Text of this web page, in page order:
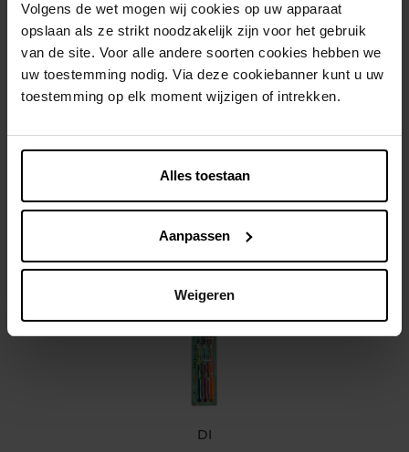
Volgens de wet mogen wij cookies op uw apparaat
opslaan als ze strikt noodzakelijk zijn voor het gebruik
van de site. Voor alle andere soorten cookies hebben we
uw toestemming nodig. Via deze cookiebanner kunt u uw
toestemming op elk moment wijzigen of intrekken.
Alles toestaan
Aanpassen
Weigeren
Verzending binnen 24u
Nog iets vergeten ?
DI